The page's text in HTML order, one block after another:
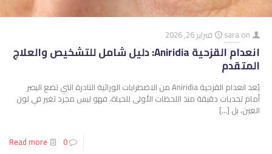
saraon فبراير 26, 2026
انعدام القزحية Aniridia: دليل شامل للتشخيص والعلاج
المتقدم
يُعد انعدام القزحية Aniridia من الاضطرابات الوراثية النادرة التي تضع البصر
أمام تحديات دقيقة منذ اللحظات الأولى للحياة، فهو ليس مجرد تغير في لون
العين، بل […]
0
Read more